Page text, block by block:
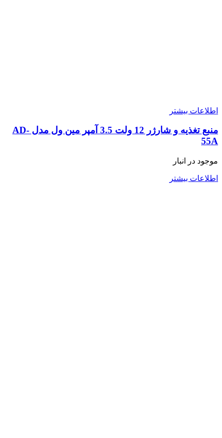
اطلاعات بیشتر
منبع تغذیه و شارژر 12 ولت 3.5 آمپر مین ول مدل AD-
55A
موجود در انبار
اطلاعات بیشتر